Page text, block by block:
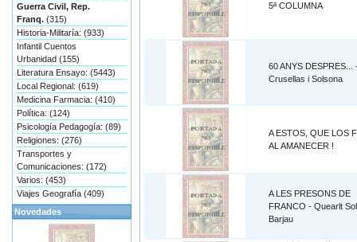
5ª COLUMNA
60 ANYS DESPRES...
Crusellas i Solsona
A ESTOS, QUE LOS
AL AMANECER !
A LES PRESONS DE
FRANCO - Quearlt
Barjau
Guerra Civil, Rep.
Franq. (315)
Historia-Militaría: (933)
Infantil Cuentos
Urbanidad (155)
Literatura Ensayo: (5443)
Local Regional: (619)
Medicina Farmacia: (410)
Política: (124)
Psicología Pedagogía: (89)
Religiones: (276)
Transportes y
Comunicaciones: (172)
Varios: (453)
Viajes Geografía (409)
Novedades